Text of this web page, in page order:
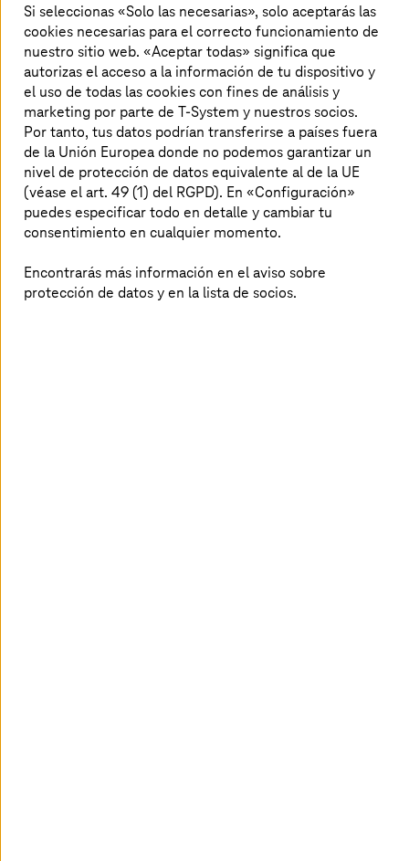
¿Por qué elegirT-Systemscomo
partner para los Cloud Managed
Services?
Operación cloud integral de
extremo a extremo
reducimos la complejidad, mejoramos el
rendimiento y garantizamos una prestación de
Si seleccionas «Solo las necesarias», solo aceptarás las
cookies necesarias para el correcto funcionamiento de
nuestro sitio web. «Aceptar todas» significa que
autorizas el acceso a la información de tu dispositivo y
el uso de todas las cookies con fines de análisis y
marketing por parte de T-System y nuestros socios.
Por tanto, tus datos podrían transferirse a países fuera
de la Unión Europea donde no podemos garantizar un
nivel de protección de datos equivalente al de la UE
(véase el art. 49 (1) del RGPD). En «Configuración»
puedes especificar todo en detalle y cambiar tu
consentimiento en cualquier momento.
Encontrarás más información en el aviso sobre
protección de datos y en la lista de socios.